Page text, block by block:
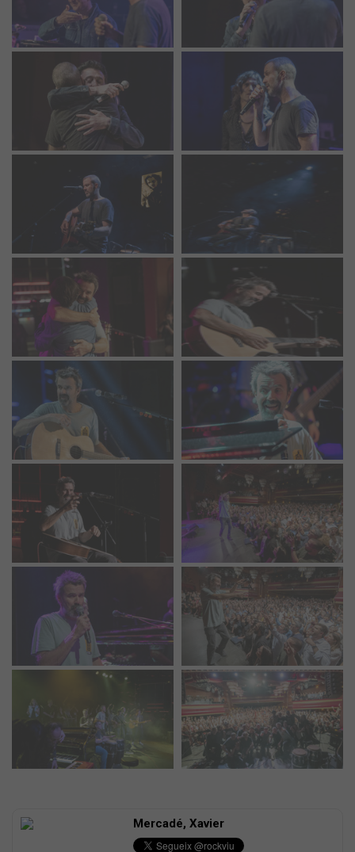
Mercadé, Xavier